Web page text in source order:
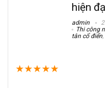
hiện
admin
Thi công
tân cổ điển,
★★★★★